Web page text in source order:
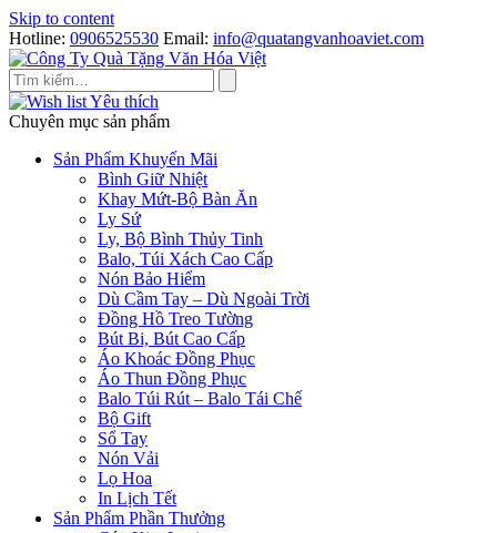
Skip to content
Hotline: 0906525530 Email: info@quatangvanhoaviet.com
Yêu thích
Chuyên mục sản phẩm
Sản Phẩm Khuyến Mãi
Bình Giữ Nhiệt
Khay Mứt-Bộ Bàn Ăn
Ly Sứ
Ly, Bộ Bình Thủy Tinh
Balo, Túi Xách Cao Cấp
Nón Bảo Hiểm
Dù Cầm Tay – Dù Ngoài Trời
Đồng Hồ Treo Tường
Bút Bi, Bút Cao Cấp
Áo Khoác Đồng Phục
Áo Thun Đồng Phục
Balo Túi Rút – Balo Tái Chế
Bộ Gift
Sổ Tay
Nón Vải
Lọ Hoa
In Lịch Tết
Sản Phẩm Phần Thưởng